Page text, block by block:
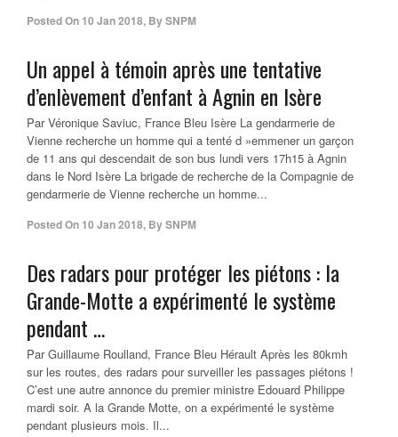
Posted On 10 Jan 2018, BySNPM
Un appel à témoin après une tentative
d’enlèvement d’enfant à Agnin en Isère
Par Véronique Saviuc, France Bleu Isère La gendarmerie de
Vienne recherche un homme qui a tenté d »emmener un garçon
de 11 ans qui descendait de son bus lundi vers 17h15 à Agnin
dans le Nord Isère La brigade de recherche de la Compagnie de
gendarmerie de Vienne recherche un homme...
Posted On 10 Jan 2018, BySNPM
Des radars pour protéger les piétons : la
Grande-Motte a expérimenté le système
pendant …
Par Guillaume Roulland, France Bleu Hérault Après les 80kmh
sur les routes, des radars pour surveiller les passages piétons !
C’est une autre annonce du premier ministre Edouard Philippe
mardi soir. A la Grande Motte, on a expérimenté le système
pendant plusieurs mois. Il...